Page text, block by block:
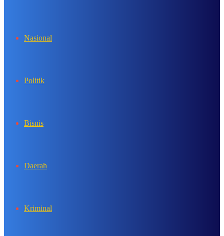
Nasional
Politik
Bisnis
Daerah
Kriminal